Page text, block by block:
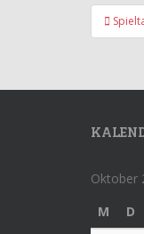
Oktober
M
D